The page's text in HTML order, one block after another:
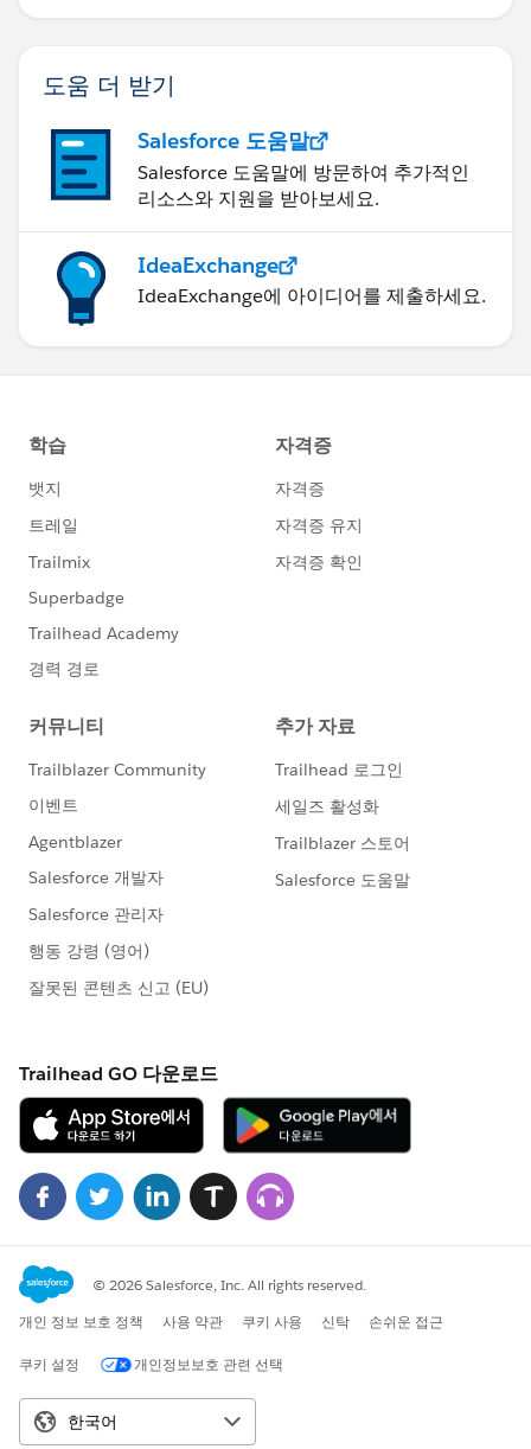
도움 더 받기
Salesforce 도움말
Salesforce 도움말에 방문하여 추가적인
리소스와 지원을 받아보세요.
IdeaExchange
IdeaExchange에 아이디어를 제출하세요.